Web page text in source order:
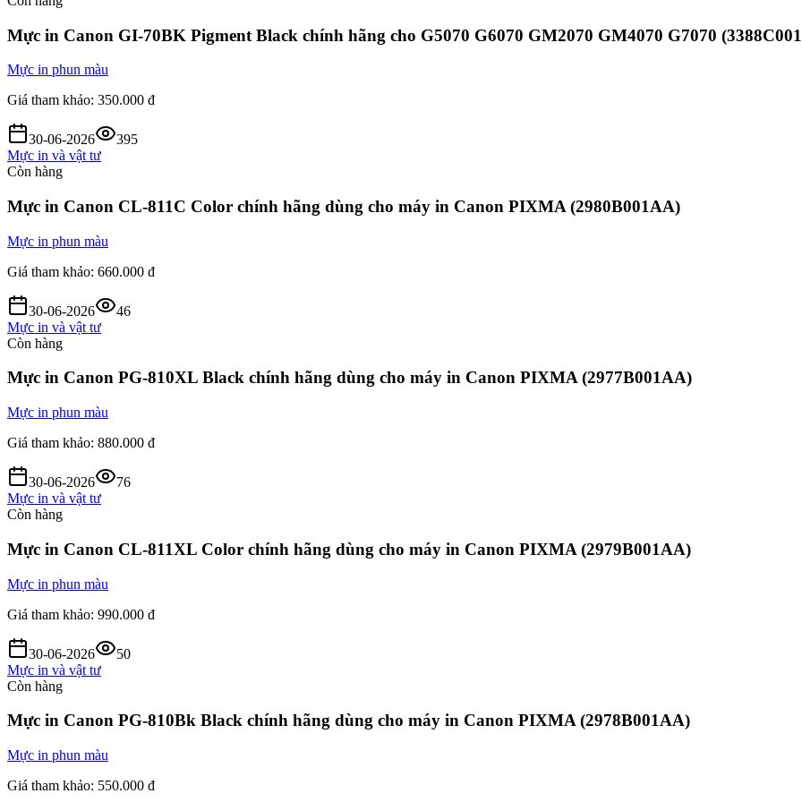
Mực in Canon GI-70BK Pigment Black chính hãng cho G5070 G6070 GM2070 GM4070 G7070
Mực in phun màu
Giá tham khảo: 350.000 đ
30-06-2026
395
Mực in và vật tư
Còn hàng
Mực in Canon CL-811C Color chính hãng dùng cho máy in Canon PIXMA (2980B001AA)
Mực in phun màu
Giá tham khảo: 660.000 đ
30-06-2026
46
Mực in và vật tư
Còn hàng
Mực in Canon PG-810XL Black chính hãng dùng cho máy in Canon PIXMA (2977B001AA)
Mực in phun màu
Giá tham khảo: 880.000 đ
30-06-2026
76
Mực in và vật tư
Còn hàng
Mực in Canon CL-811XL Color chính hãng dùng cho máy in Canon PIXMA (2979B001AA)
Mực in phun màu
Giá tham khảo: 990.000 đ
30-06-2026
50
Mực in và vật tư
Còn hàng
Mực in Canon PG-810Bk Black chính hãng dùng cho máy in Canon PIXMA (2978B001AA)
Mực in phun màu
Giá tham khảo: 550.000 đ